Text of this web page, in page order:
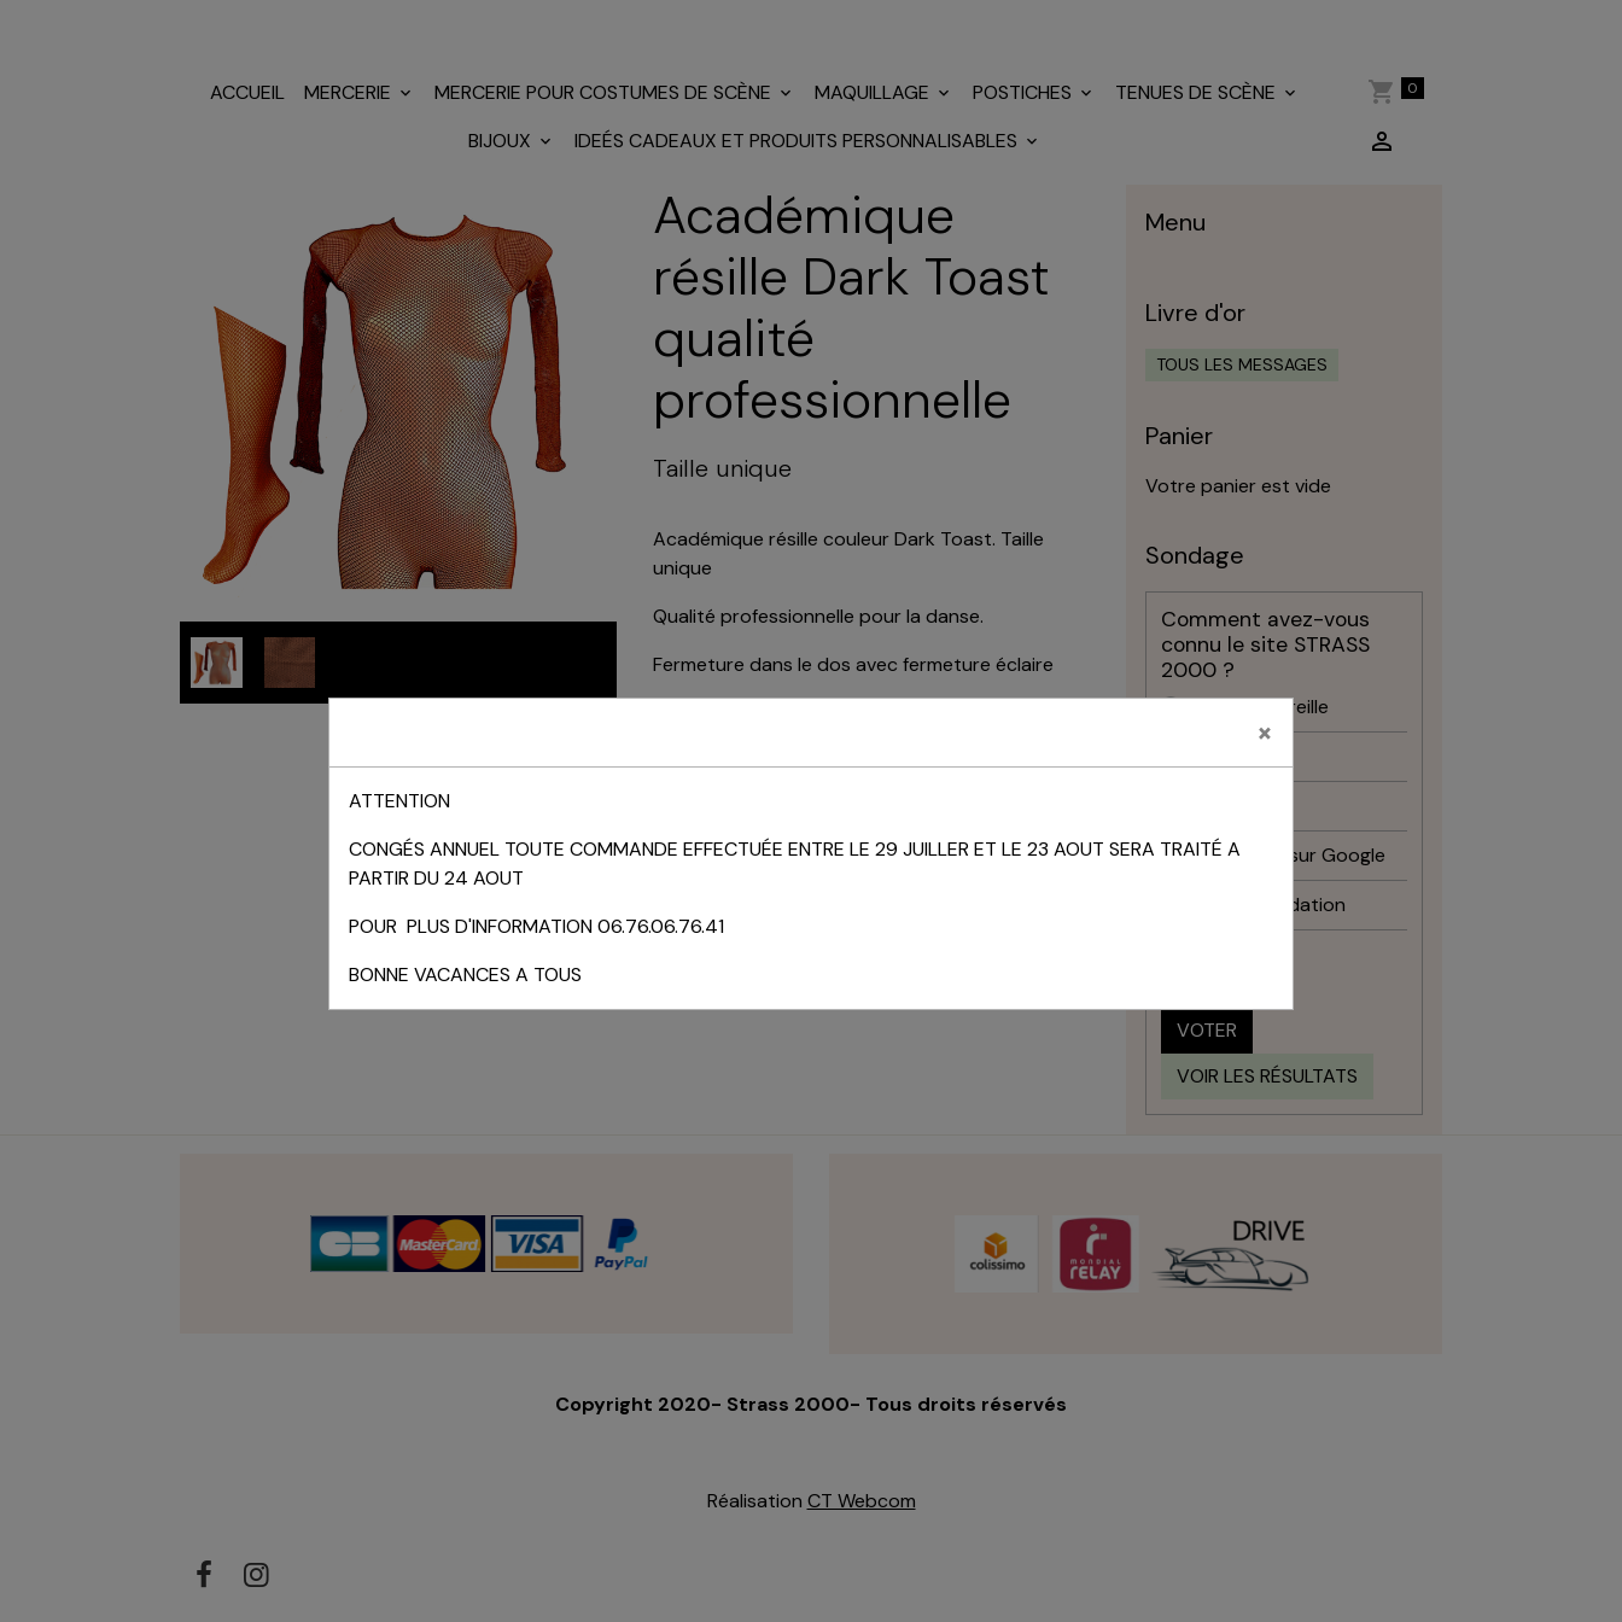
ACCUEIL MERCERIE MERCERIE POUR COSTUMES DE SCÈNE MAQUILLAGE POSTICHES
TENUES DE SCÈNE
BIJOUX
IDEÉS CADEAUX ET PRODUITS PERSONNALISABLES
0
Académique
résille Dark Toast
qualité
professionnelle
Taille unique
Académique résille couleur Dark Toast. Taille
unique
Qualité professionnelle pour la danse.
Fermeture dans le dos avec fermeture éclaire
71.00€ TTC
Menu
Livre d'or
TOUS LES MESSAGES
Panier
Votre panier est vide
Sondage
Comment avez-vous
connu le site STRASS
2000 ?
Bouche à oreille
Recherche sur Google
Recommandation
VOTER
VOIR LES RÉSULTATS
Copyright 2020- Strass 2000- Tous droits réservés
Réalisation CT Webcom
×
ATTENTION
CONGÉS ANNUEL TOUTE COMMANDE EFFECTUÉE ENTRE LE 29 JUILLER ET LE 23 AOUT SERA TRAITÉ A
PARTIR DU 24 AOUT
POUR PLUS D'INFORMATION 06.76.06.76.41
BONNE VACANCES A TOUS